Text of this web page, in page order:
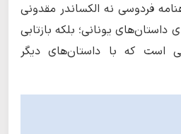
فردوسی نه الکساندر مقدونی
یونانی؛ بلکه بازتابی
است که با داستان‌های دیگر